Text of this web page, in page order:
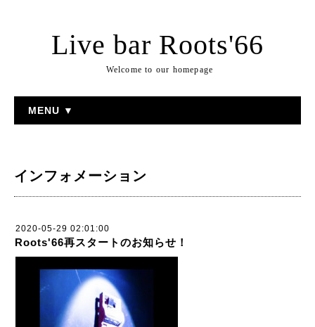
Live bar Roots'66
Welcome to our homepage
MENU ▼
インフォメーション
2020-05-29 02:01:00
Roots'66再スタートのお知らせ！